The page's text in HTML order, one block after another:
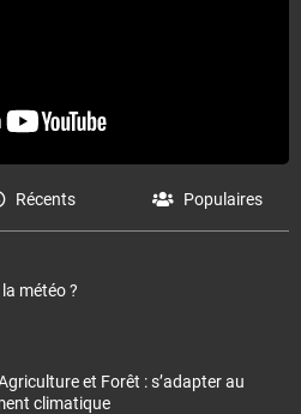
Récents Populaires
météo ?
et Forêt : s’adapter au
climatique